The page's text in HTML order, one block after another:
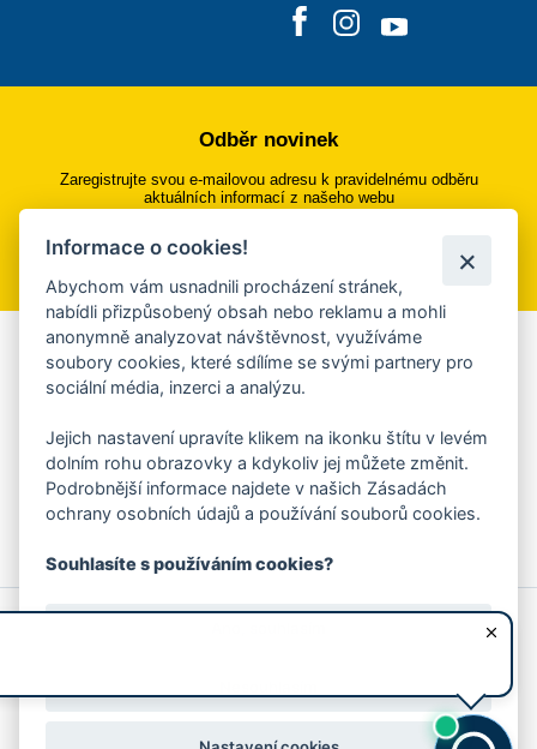
Odběr novinek
Zaregistrujte svou e-mailovou adresu k pravidelnému odběru
aktuálních informací z našeho webu
Přihlásit se k odběru
Aplikace Mobilní rozhlas
Chcete dostávat do svého mobilu či mailu upozornění na
ankety, pozvánky na kulturní a sportovní akce?
Více informací o aplikaci
© 2026 Magistrát města Zlína
Prohlášení o používání cookies
Informace o cookies!
Abychom vám usnadnili procházení stránek,
nabídli přizpůsobený obsah nebo reklamu a mohli
anonymně analyzovat návštěvnost, využíváme
soubory cookies, které sdílíme se svými partnery pro
sociální média, inzerci a analýzu.
Jejich nastavení upravíte klikem na ikonku štítu v levém
dolním rohu obrazovky a kdykoliv jej můžete změnit.
Podrobnější informace najdete v našich Zásadách
ochrany osobních údajů a používání souborů cookies.
Souhlasíte s používáním cookies?